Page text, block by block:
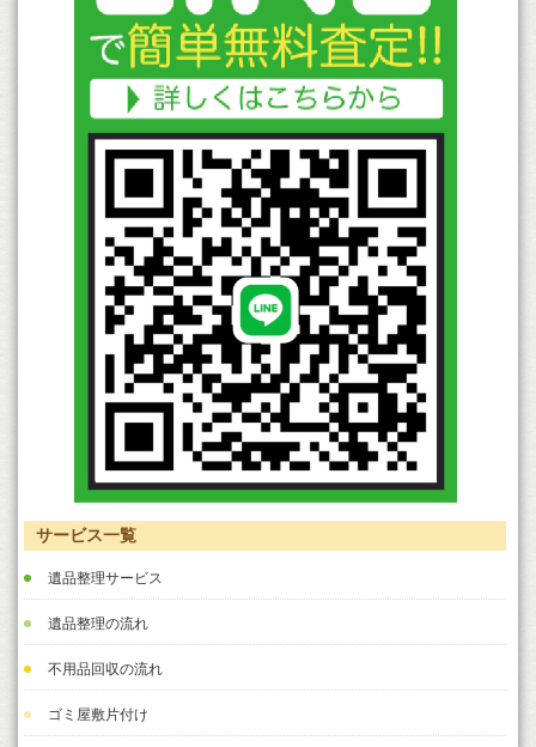
サービス一覧
遺品整理サービス
遺品整理の流れ
不用品回収の流れ
ゴミ屋敷片付け